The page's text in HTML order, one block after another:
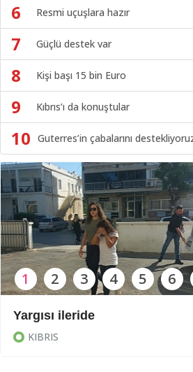
6 Resmi uçuşlara hazır
7 Güçlü destek var
8 Kişi başı 15 bin Euro
9 Kıbrıs’ı da konuştular
10 Guterres’in çabalarını
Yargısı ileride
KIBRIS
1 2 3 4 5 6